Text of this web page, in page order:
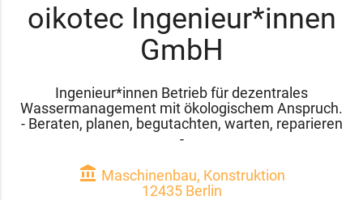
oikotec Ingenieur*innen
GmbH
Ingenieur*innen Betrieb für dezentrales
Wassermanagement mit ökologischem Anspruch.
- Beraten, planen, begutachten, warten, reparieren
-
account_balance Maschinenbau, Konstruktion
12435 Berlin